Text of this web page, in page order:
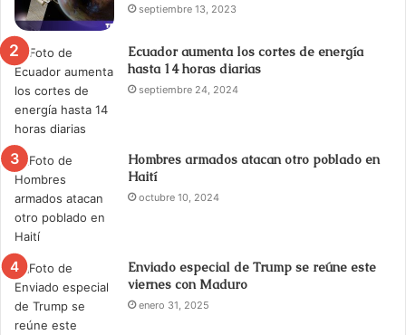
septiembre 13, 2023
Ecuador aumenta los cortes de energía
hasta 14 horas diarias
septiembre 24, 2024
Hombres armados atacan otro poblado en
Haití
octubre 10, 2024
Enviado especial de Trump se reúne este
viernes con Maduro
enero 31, 2025